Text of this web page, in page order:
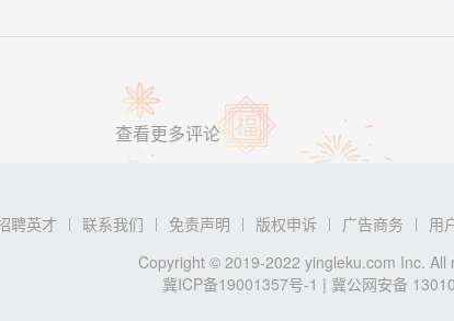
查看更多评论
聘英才 | 联系我们 | 免责声明 | 版权申诉 | 广告商务 | 用
Copyright © 2019-2022 yingleku.com Inc. All
冀ICP备19001357号-1 | 冀公网安备